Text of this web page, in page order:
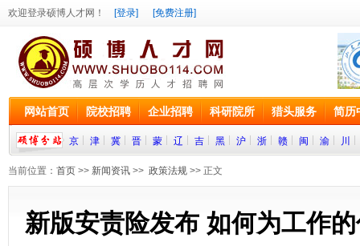
欢迎登录硕博人才网！ [登录] [免费注册]
网站首页 院校招聘 企业招聘 科研院所 猎头服务 简历
京 津 冀 晋 蒙 辽 吉 黑 沪 浙 赣 闽 渝 川
当前位置： 首页 >> 新闻资讯 >> 政策法规 >> 正文
新版安责险发布 如何为工作